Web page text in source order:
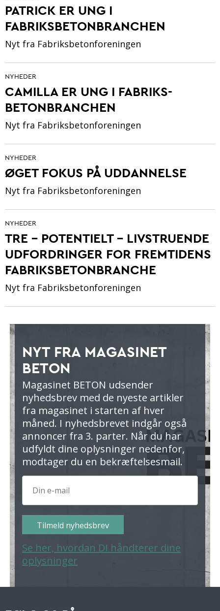
PATRICK ER UNG I
FABRIKSBETONBRANCHEN
Nyt fra Fabriksbetonforeningen
NYHEDER
CAMILLA ER UNG I FABRIKS-
BETONBRANCHEN
Nyt fra Fabriksbetonforeningen
NYHEDER
ØGET FOKUS PÅ UDDANNELSE
Nyt fra Fabriksbetonforeningen
NYHEDER
TRE – POTENTIELT – LIVSTRUENDE
UDFORDRINGER FOR FREMTIDENS
FABRIKSBETONBRANCHE
Nyt fra Fabriksbetonforeningen
NYT FRA MAGASINET
BETON
Magasinet BETON udsender
nyhedsbrev med de nyeste artikler
fra magasinet i starten af hver
måned. I nyhedsbrevet indgår også
annoncer fra 3. parter. Når du har
udfyldt dine oplysninger nedenfor,
modtager du en bekræftelsesmail.
Tilmeld nyhedsbrev
Se her, hvordan DI håndterer dine
oplysninger